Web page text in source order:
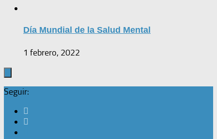
Día Mundial de la Salud Mental
1 febrero, 2022
Seguir: